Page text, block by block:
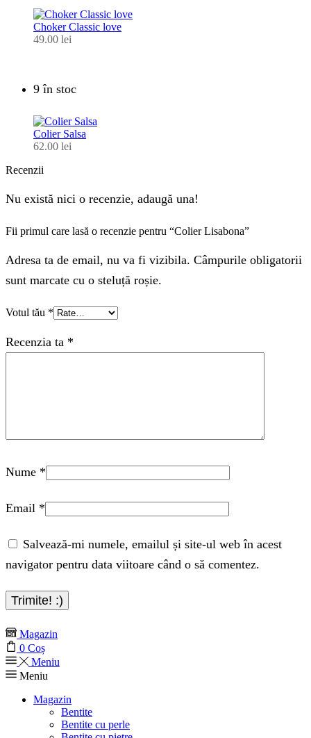
Choker Classic love
49.00 lei
9 în stoc
Colier Salsa
62.00 lei
Recenzii
Nu există nici o recenzie, adaugă una!
Fii primul care lasă o recenzie pentru “Colier Lisabona”
Adresa ta de email, nu va fi vizibila. Câmpurile obligatorii
sunt marcate cu o steluță roșie.
Votul tău *
Recenzia ta *
Nume *
Email *
Salvează-mi numele, emailul și site-ul web în acest
navigator pentru data viitoare când o să comentez.
Magazin
0 Coș
Meniu
Meniu
Magazin
Bentite
Bentite cu perle